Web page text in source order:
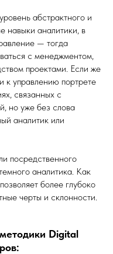
абстрактного и
навыки аналитики, в
— тогда
с менеджментом,
проектами. Если же
к управлению портрете
связанных с
но уже без слова
аналитик или
посредственного
аналитика. Как
позволяет более глубоко
черты и склонности.
Digital